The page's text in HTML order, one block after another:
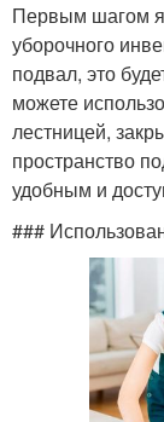
Первым шагом
уборочного
подвал, это
можете
лестницей,
пространство
удобным и
###